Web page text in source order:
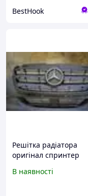
BestHook
Решітка радіатора
оригінал спринтер
В наявності